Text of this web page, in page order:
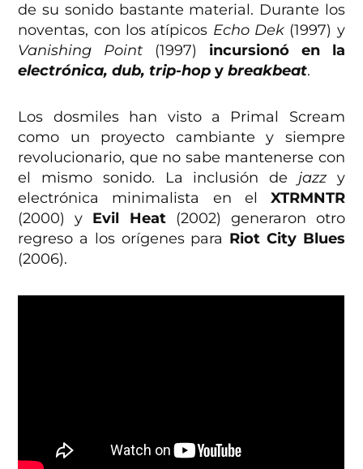
de su sonido bastante material. Durante los
noventas, con los atípicos Echo Dek (1997) y
Vanishing Point (1997) incursionó en la
electrónica, dub, trip-hopybreakbeat.
Los dosmiles han visto a Primal Scream
como un proyecto cambiante y siempre
revolucionario, que no sabe mantenerse con
el mismo sonido. La inclusión de jazz y
electrónica minimalista en el XTRMNTR
(2000) y Evil Heat (2002) generaron otro
regreso a los orígenes para Riot City Blues
(2006).